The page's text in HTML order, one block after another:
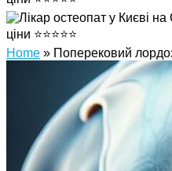
Home » Поперековий